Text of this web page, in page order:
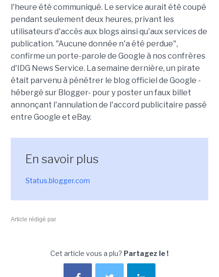
l'heure été communiqué. Le service aurait été coupé
pendant seulement deux heures, privant les
utilisateurs d'accès aux blogs ainsi qu'aux services de
publication. "Aucune donnée n'a été perdue",
confirme un porte-parole de Google à nos confrères
d'IDG News Service. La semaine dernière, un pirate
était parvenu à pénétrer le blog officiel de Google -
hébergé sur Blogger- pour y poster un faux billet
annonçant l'annulation de l'accord publicitaire passé
entre Google et eBay.
En savoir plus
Status.blogger.com
Article rédigé par
Cet article vous a plu? Partagez le !